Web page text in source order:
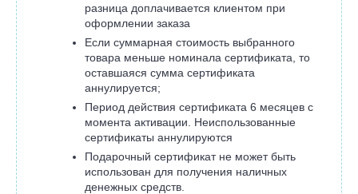
разница доплачивается клиентом при
оформлении заказа
Если суммарная стоимость выбранного
товара меньше номинала сертификата, то
оставшаяся сумма сертификата
аннулируется;
Период действия сертификата 6 месяцев с
момента активации. Неиспользованные
сертификаты аннулируются
Подарочный сертификат не может быть
использован для получения наличных
денежных средств.